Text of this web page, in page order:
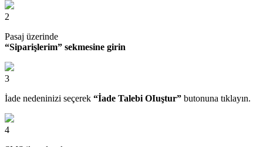
2
Pasaj üzerinde
“Siparişlerim” sekmesine girin
3
İade nedeninizi seçerek “İade Talebi OIuştur” butonuna tıklayın.
4